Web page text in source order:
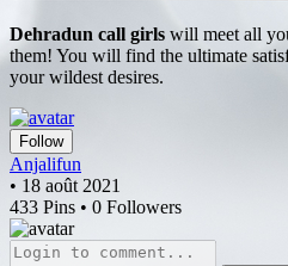
Dehradun call girls will meet all
them! You will find the ultimate
your wildest desires.
Follow
Anjalifun
• 18 août 2021
433 Pins • 0 Followers